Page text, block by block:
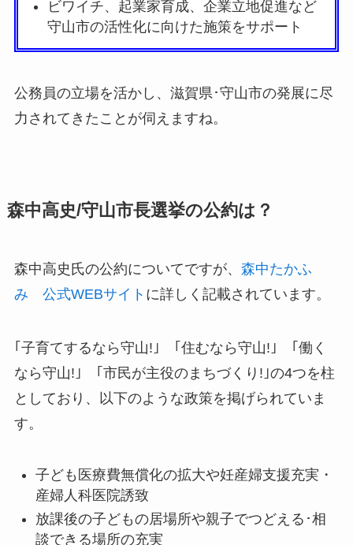
ビワイチ、起業家育成、企業立地促進など
守山市の活性化に向けた施策をサポート
公務員の立場を活かし、滋賀県･守山市の発展に尽
力されてきたことが伺えますね。
森中高史/守山市長選挙の公約は？
森中高史氏の公約についてですが、 森中たかふ
み 公式WEBサイト に詳しく記載されています。
｢子育てするなら守山!｣ ｢住むなら守山!｣ ｢働く
なら守山!｣ ｢市民が主役のまちづくり!｣の4つを柱
としており、以下のような政策を掲げられていま
す。
子ども医療費無償化の拡大や妊産婦支援充実・
産婦人科医院誘致
放課後の子どもの居場所や親子でつどえる･相
談できる場所の充実